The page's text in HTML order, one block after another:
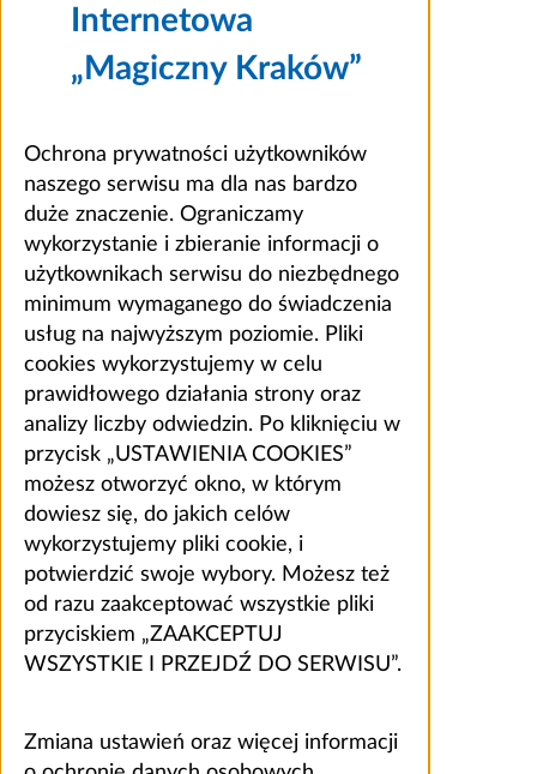
Internetowa
„Magiczny Kraków”
Ochrona prywatności użytkowników
naszego serwisu ma dla nas bardzo
duże znaczenie. Ograniczamy
wykorzystanie i zbieranie informacji o
użytkownikach serwisu do niezbędnego
minimum wymaganego do świadczenia
usług na najwyższym poziomie. Pliki
cookies wykorzystujemy w celu
prawidłowego działania strony oraz
analizy liczby odwiedzin. Po kliknięciu w
przycisk „USTAWIENIA COOKIES”
możesz otworzyć okno, w którym
dowiesz się, do jakich celów
wykorzystujemy pliki cookie, i
potwierdzić swoje wybory. Możesz też
od razu zaakceptować wszystkie pliki
przyciskiem „ZAAKCEPTUJ
WSZYSTKIE I PRZEJDŹ DO SERWISU”.
Zmiana ustawień oraz więcej informacji